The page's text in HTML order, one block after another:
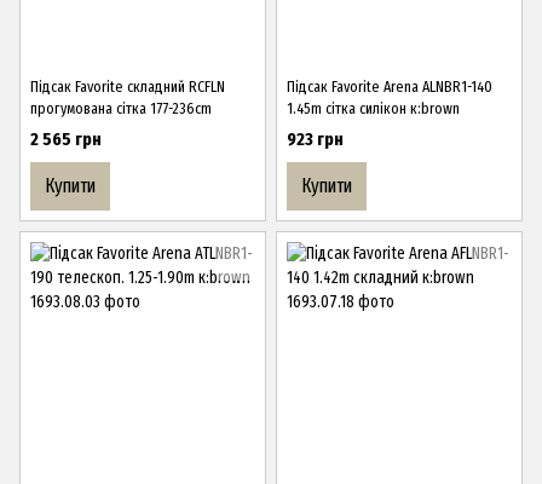
Підсак Favorite складний RCFLN
прогумована сітка 177-236cm
2 565 грн
Купити
Підсак Favorite Arena ALNBR1-140
1.45m сітка силікон к:brown
923 грн
Купити